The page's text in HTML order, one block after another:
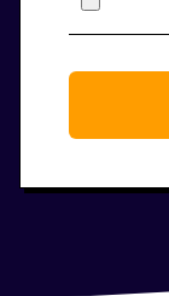
staan voor